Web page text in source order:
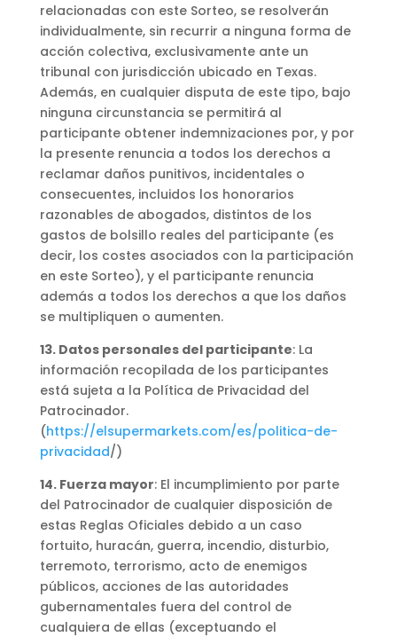
relacionadas con este Sorteo, se resolverán
individualmente, sin recurrir a ninguna forma de
acción colectiva, exclusivamente ante un
tribunal con jurisdicción ubicado en Texas.
Además, en cualquier disputa de este tipo, bajo
ninguna circunstancia se permitirá al
participante obtener indemnizaciones por, y por
la presente renuncia a todos los derechos a
reclamar daños punitivos, incidentales o
consecuentes, incluidos los honorarios
razonables de abogados, distintos de los
gastos de bolsillo reales del participante (es
decir, los costes asociados con la participación
en este Sorteo), y el participante renuncia
además a todos los derechos a que los daños
se multipliquen o aumenten.
13. Datos personales del participante: La
información recopilada de los participantes
está sujeta a la Política de Privacidad del
Patrocinador.
(https://elsupermarkets.com/es/politica-de-
privacidad/)
14. Fuerza mayor: El incumplimiento por parte
del Patrocinador de cualquier disposición de
estas Reglas Oficiales debido a un caso
fortuito, huracán, guerra, incendio, disturbio,
terremoto, terrorismo, acto de enemigos
públicos, acciones de las autoridades
gubernamentales fuera del control de
cualquiera de ellas (exceptuando el